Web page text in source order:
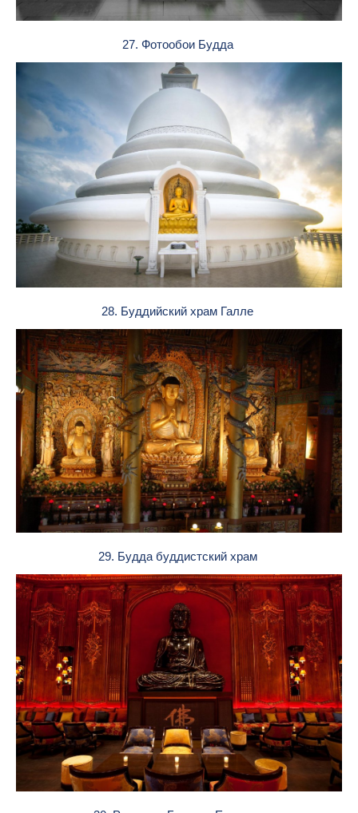
27. Фотообои Будда
28. Буддийский храм Галле
29. Будда буддистский храм